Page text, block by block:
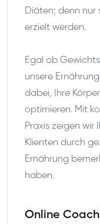
Diäten; denn nur
erzielt werden.
Egal ob
unsere
dabei, Ihre
optimieren. Mit
Praxis zeigen wir
Klienten durch
Ernährung
haben.
Online